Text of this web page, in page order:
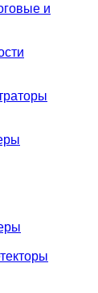
и